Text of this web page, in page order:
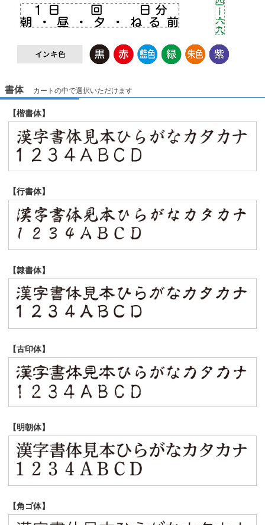
書体 カートの中で選択いただけます
【楷書体】
【行書体】
【隷書体】
【古印体】
【明朝体】
【角ゴ体】